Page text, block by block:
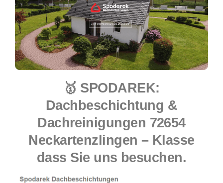
🥇 SPODAREK:
Dachbeschichtung &
Dachreinigungen 72654
Neckartenzlingen – Klasse
dass Sie uns besuchen.